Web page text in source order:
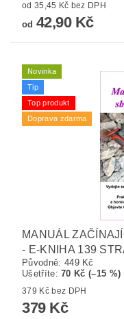
od 35,45 Kč bez DPH
od 42,90 Kč
Novinka
Tip
Top produkt
Doprava zdarma
MANUÁL
- E-KNIHA 139
Původně: 449 Kč
Ušetříte:70 Kč (–15 %)
379 Kč bez DPH
379 Kč